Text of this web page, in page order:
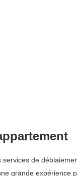
de
grande expérience